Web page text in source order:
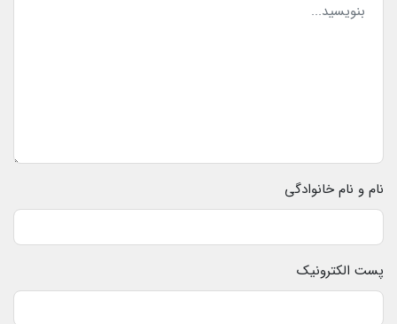
نام و نام خانوادگی
پست الکترونیک